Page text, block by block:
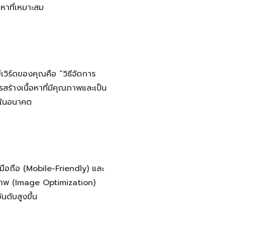
ที่เหมาะสม
วิร์ดของคุณคือ “วิธีจัดการ
สร้างเนื้อหาที่มีคุณภาพและเป็น
นอนาคต
อถือ (Mobile-Friendly) และ
าพ (Image Optimization)
นดับสูงขึ้น